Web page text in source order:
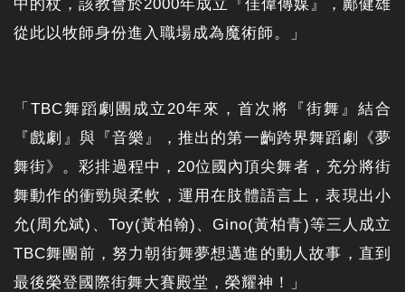
中的杖，該教會於2000年成立『佳偉傳媒』，鄺健雄
從此以牧師身份進入職場成為魔術師。」
「TBC舞蹈劇團成立20年來，首次將『街舞』結合
『戲劇』與『音樂』，推出的第一齣跨界舞蹈劇《夢
舞街》。彩排過程中，20位國內頂尖舞者，充分將街
舞動作的衝勁與柔軟，運用在肢體語言上，表現出小
允(周允斌)、Toy(黃柏翰)、Gino(黃柏青)等三人成立
TBC舞團前，努力朝街舞夢想邁進的動人故事，直到
最後榮登國際街舞大賽殿堂，榮耀神！」